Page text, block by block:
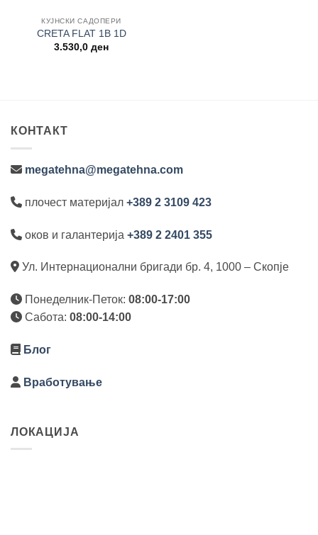
КУЈНСКИ САДОПЕРИ
CRETA FLAT 1B 1D
3.530,0 ден
КОНТАКТ
megatehna@megatehna.com
плочест материјал +389 2 3109 423
оков и галантерија +389 2 2401 355
Ул. Интернационални бригади бр. 4, 1000 – Скопје
Понеделник-Петок: 08:00-17:00
Сабота: 08:00-14:00
Блог
Вработување
ЛОКАЦИЈА